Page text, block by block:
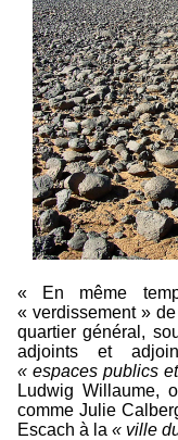
« En même
« verdissement »
quartier général,
adjoints et
« espaces publics
Ludwig Willaume,
comme Julie
Escach à la « ville